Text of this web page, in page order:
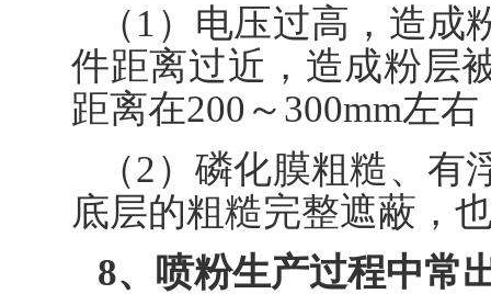
（1）电压过高，造
件距离过近，造成粉层
距离在200～300mm左右
（2）磷化膜粗糙、
底层的粗糙完整遮蔽，
8、喷粉生产过程中常